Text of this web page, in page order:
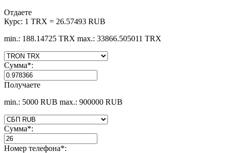
Отдаете
Курс: 1 TRX = 26.57493 RUB
min.: 188.14725 TRX max.: 33866.505011 TRX
Сумма*:
Получаете
min.: 5000 RUB max.: 900000 RUB
Сумма*:
Номер телефона*: